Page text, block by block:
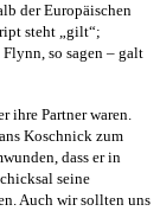
der Europäischen
steht „gilt“;
so sagen – galt
ihre Partner waren.
Koschnick zum
dass er in
seine
Auch wir sollten uns